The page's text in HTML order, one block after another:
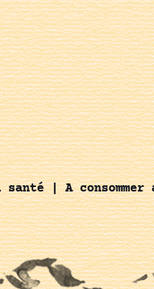
| A consommer